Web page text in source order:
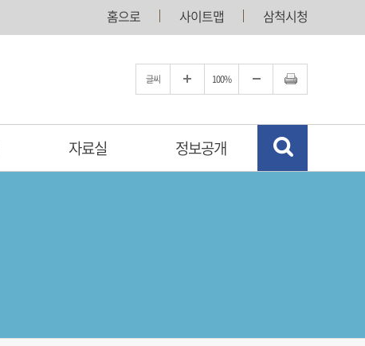
홈으로 사이트맵 삼척시청
글씨 100%
자료실 정보공개